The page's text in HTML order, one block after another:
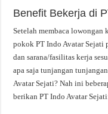
Benefit Bekerja di
Setelah membaca lowongan
pokok PT Indo Avatar Sejati
dan sarana/fasilitas kerja
apa saja tunjangan
Avatar Sejati? Nah ini
berikan PT Indo Avatar